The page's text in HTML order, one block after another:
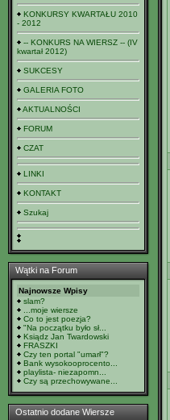
KONKURSY KWARTAŁU 2010
- 2012
-- KONKURS NA WIERSZ -- (IV
kwartał 2012)
SUKCESY
GALERIA FOTO
AKTUALNOŚCI
FORUM
CZAT
LINKI
KONTAKT
Szukaj
Wątki na Forum
Najnowsze Wpisy
slam?
...moje wiersze
Co to jest poezja?
"Na początku było sł...
Ksiądz Jan Twardowski
FRASZKI
Czy ten portal "umarł"?
Bank wysokooprocento...
playlista- niezapomn...
Czy są przechowywane...
Ostatnio dodane Wiersze